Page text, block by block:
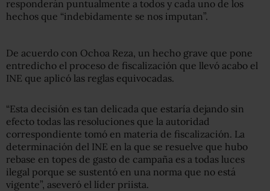
responderán puntualmente a todos y cada uno de los
hechos que “indebidamente se nos imputan”.
De acuerdo con Ochoa Reza, un hecho grave que pone
entredicho el proceso de fiscalización que llevó acabo el
INE que aplicó las reglas equivocadas.
“Esta decisión es tan delicada que estaría dejando sin
efecto todas las resoluciones que la autoridad
correspondiente tomó en materia de fiscalización. La
determinación del INE en la que se resuelve que hubo
rebase en topes de gasto de campaña es a todas luces
ilegal porque se sustentó en una norma que no está
vigente”, aseveró el líder priista.